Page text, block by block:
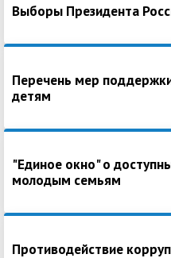
Выборы Президента
Перечень мер
детям
"Единое окно" о
молодым семьям
Противодействие